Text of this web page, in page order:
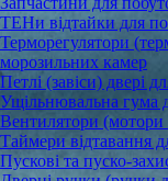
ТЕНи відтайки для
Терморегулятори
морозильних камер
Петлі (завіси) двері
Ущільнювальна гума
Вентилятори (мотори
Таймери відтавання
Пускові та пуско-